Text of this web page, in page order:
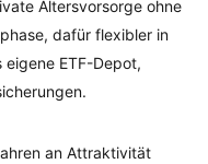
Altersvorsorge ohne
dafür flexibler in
ETF-Depot,
an Attraktivität